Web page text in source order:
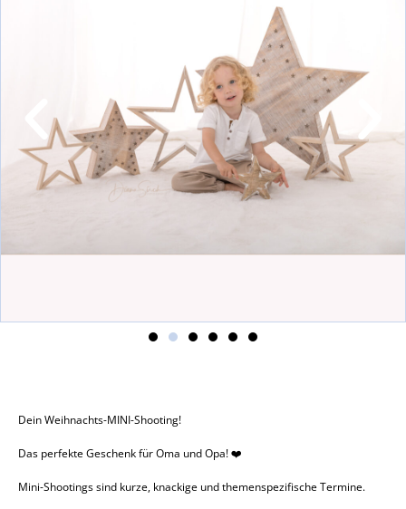
Dein Weihnachts-MINI-Shooting!
Das perfekte Geschenk für Oma und Opa! ❤️
Mini-Shootings sind kurze, knackige und themenspezifische Termine.